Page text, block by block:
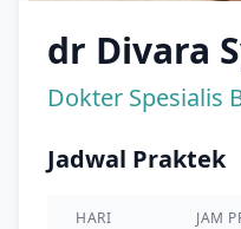
dr Divara
Dokter Spesialis
Jadwal Praktek
HARI JAM